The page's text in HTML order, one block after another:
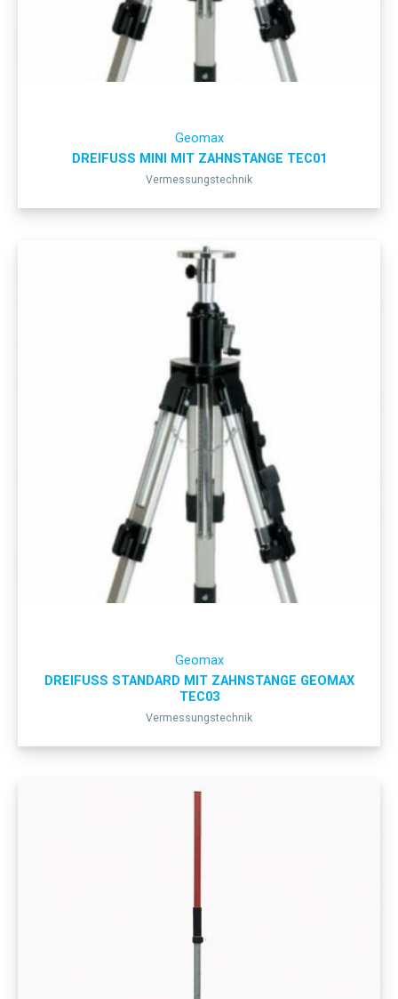
Geomax
DREIFUSS MINI MIT ZAHNSTANGE TEC01
Vermessungstechnik
Geomax
DREIFUSS STANDARD MIT ZAHNSTANGE GEOMAX
TEC03
Vermessungstechnik